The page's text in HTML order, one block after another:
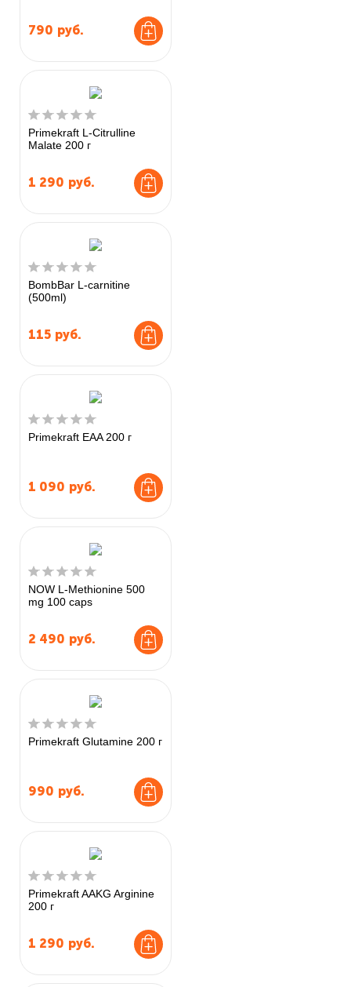
790 руб.
Primekraft L-Citrulline
Malate 200 г
1 290 руб.
BombBar L-carnitine
(500ml)
115 руб.
Primekraft EAA 200 г
1 090 руб.
NOW L-Methionine 500
mg 100 caps
2 490 руб.
Primekraft Glutamine 200 г
990 руб.
Primekraft AAKG Arginine
200 г
1 290 руб.